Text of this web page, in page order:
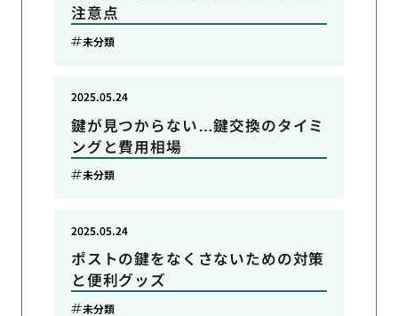
注意点
未分類
鍵が見つからない…鍵交換のタイミ
ングと費用相場
2025.05.24
未分類
ポストの鍵をなくさないための対策
と便利グッズ
2025.05.24
未分類